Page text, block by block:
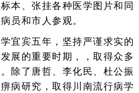
本、张挂各种医学图片和同
员和市人参观。
宾五年，坚持严谨求实的
展的重要时期，，取得众多
除了唐哲、李化民、杜公振
病研究，取得川南流行病学